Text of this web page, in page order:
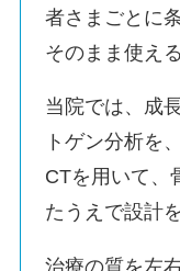
者さまごとに
そのまま使え
当院では、成
トゲン分析を
CTを用いて、
たうえで設計